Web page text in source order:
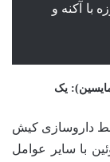
با آکنه و
یک
داروسازی کیش
با سایر عوامل